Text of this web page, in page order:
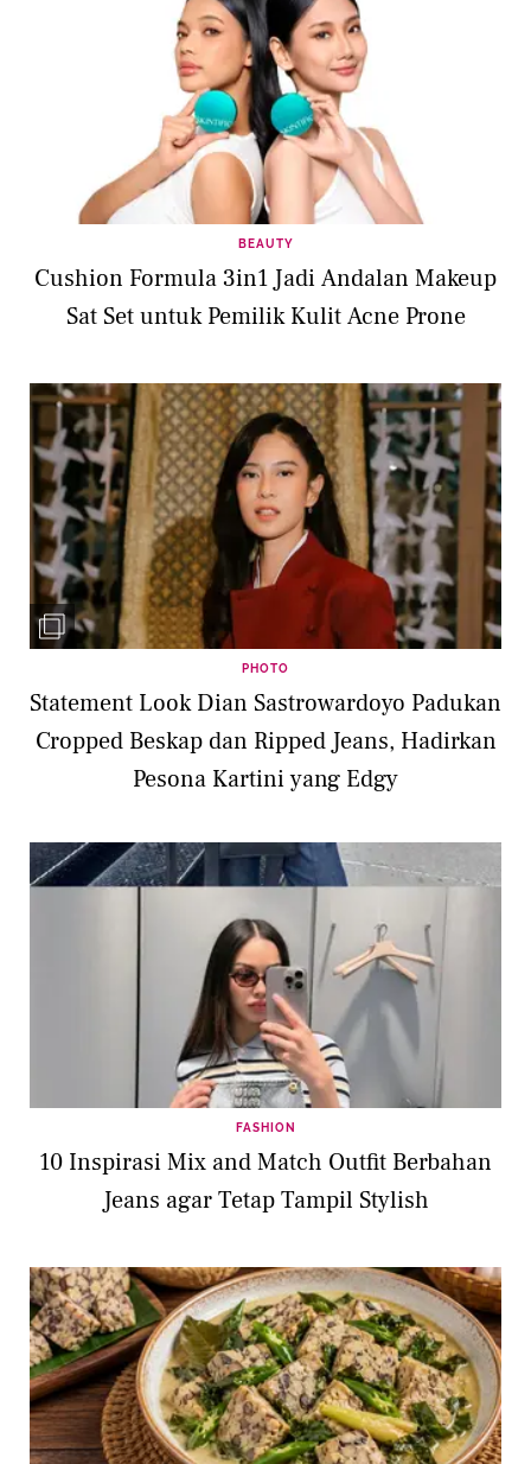
BEAUTY
Cushion Formula 3in1 Jadi Andalan Makeup
Sat Set untuk Pemilik Kulit Acne Prone
PHOTO
Statement Look Dian Sastrowardoyo Padukan
Cropped Beskap dan Ripped Jeans, Hadirkan
Pesona Kartini yang Edgy
FASHION
10 Inspirasi Mix and Match Outfit Berbahan
Jeans agar Tetap Tampil Stylish